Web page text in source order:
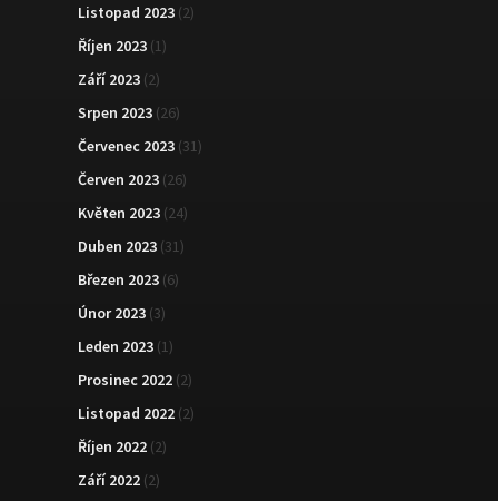
Listopad 2023 (2)
Říjen 2023 (1)
Září 2023 (2)
Srpen 2023 (26)
Červenec 2023 (31)
Červen 2023 (26)
Květen 2023 (24)
Duben 2023 (31)
Březen 2023 (6)
Únor 2023 (3)
Leden 2023 (1)
Prosinec 2022 (2)
Listopad 2022 (2)
Říjen 2022 (2)
Září 2022 (2)